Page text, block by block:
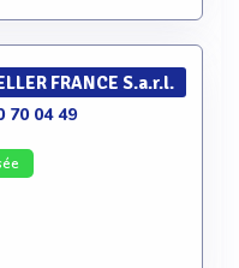
FRANCE S.a.r.l.
70 04 49